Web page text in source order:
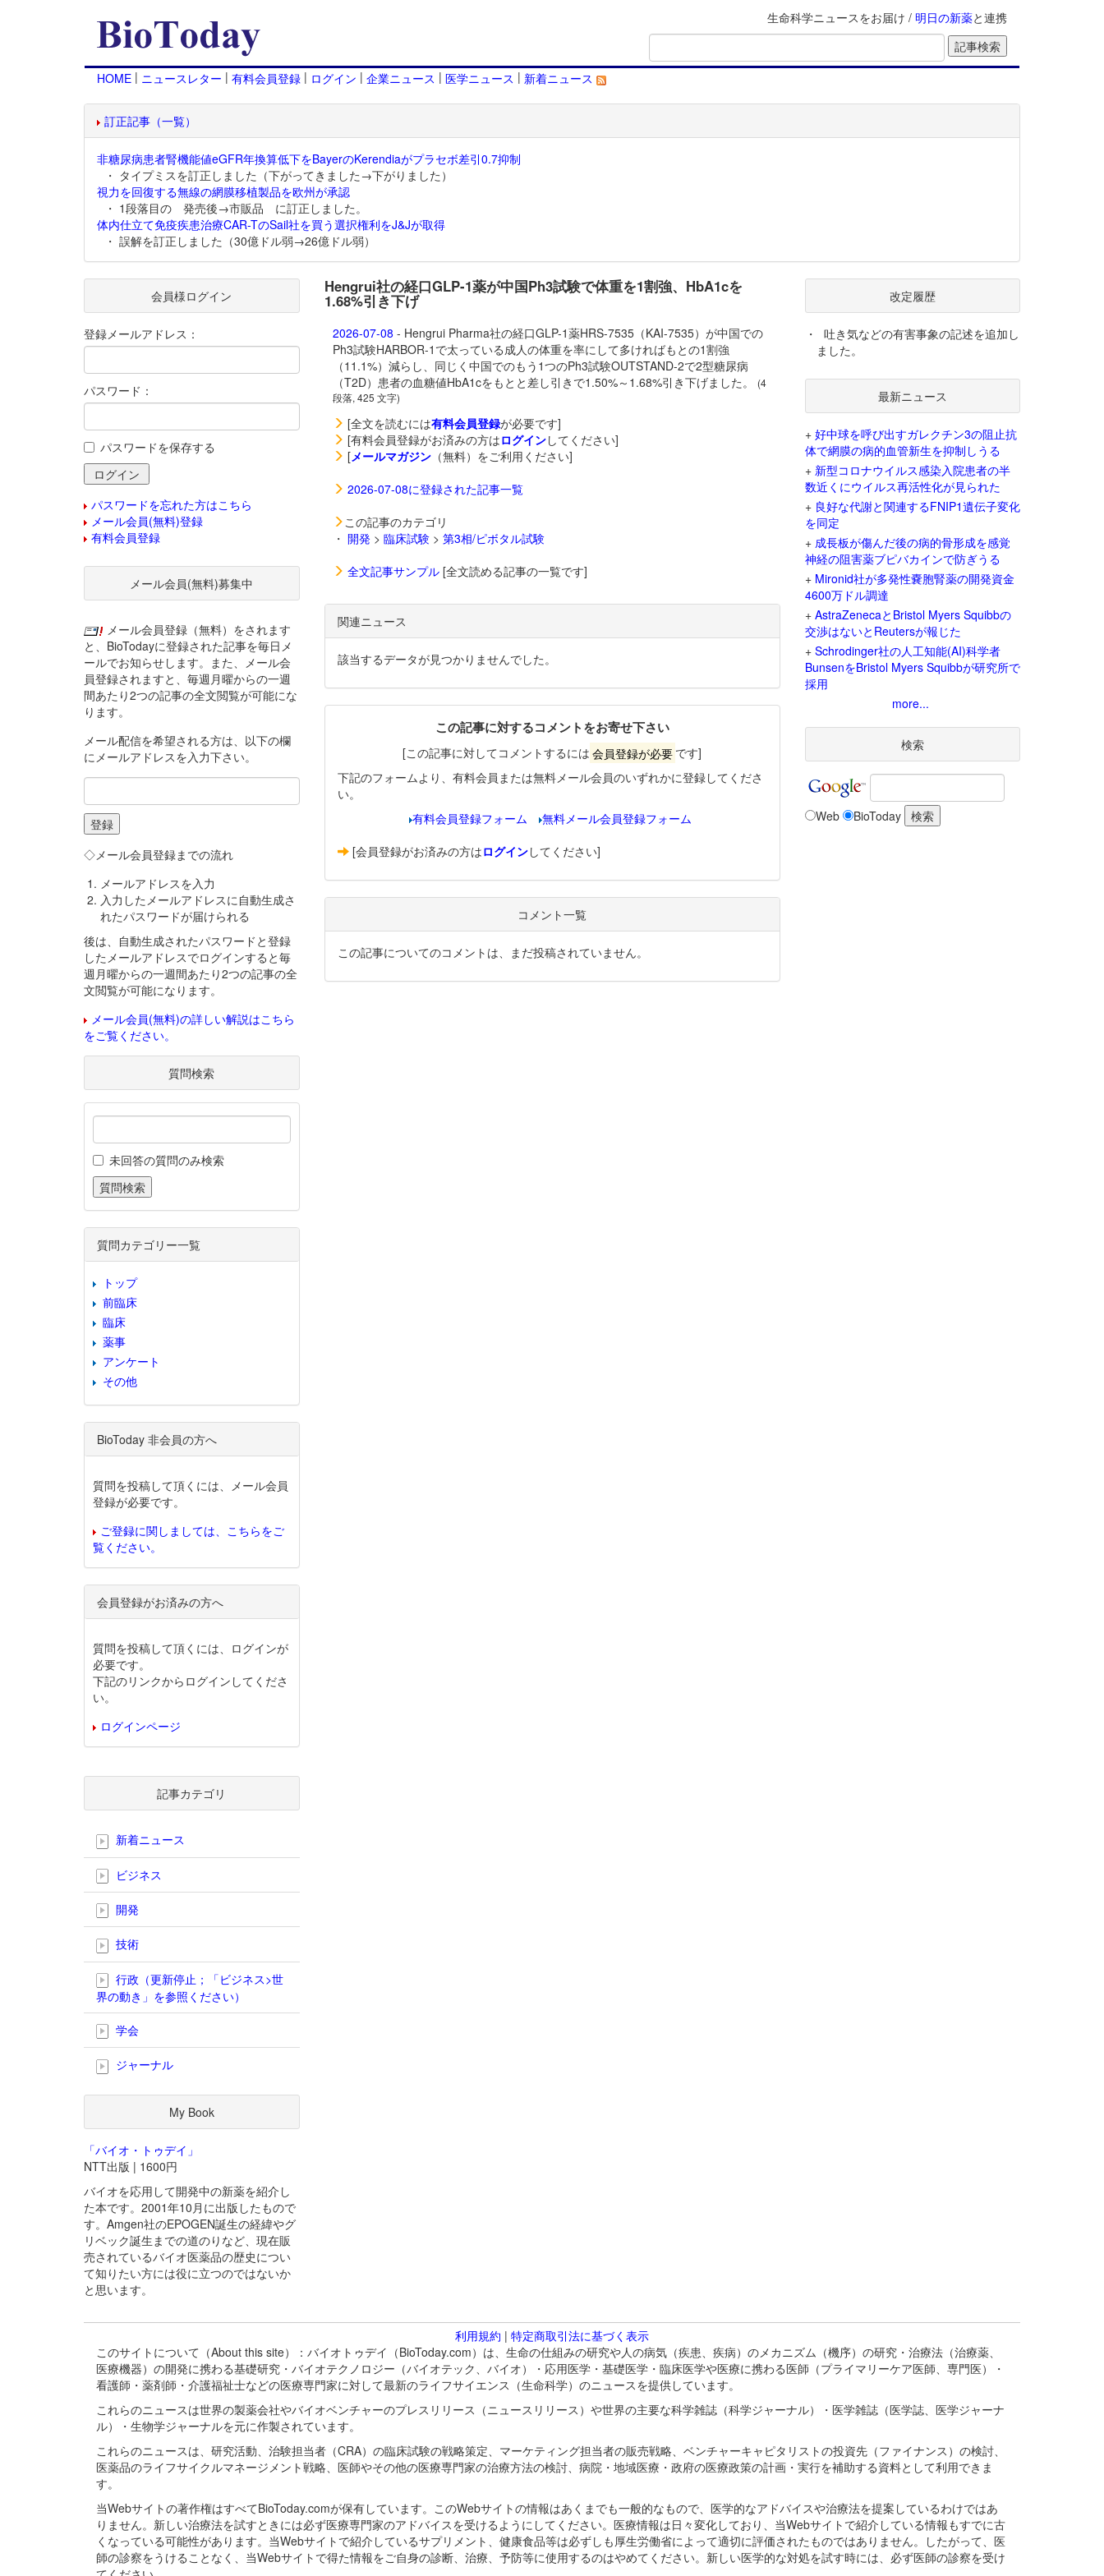
生命科学ニュースをお届け / 明日の新薬と連携
HOME | ニュースレター | 有料会員登録 | ログイン | 企業ニュース | 医学ニュース | 新着ニュース
訂正記事（一覧）
非糖尿病患者腎機能値eGFR年換算低下をBayerのKerendiaがプラセボ差引0.7抑制
・ タイプミスを訂正しました（下がってきました→下がりました）
視力を回復する無線の網膜移植製品を欧州が承認
・ 1段落目の 発売後→市販品 に訂正しました。
体内仕立て免疫疾患治療CAR-TのSail社を買う選択権利をJ&Jが取得
・ 誤解を訂正しました（30億ドル弱→26億ドル弱）
Hengrui社の経口GLP-1薬が中国Ph3試験で体重を1割強、HbA1cを
1.68%引き下げ
2026-07-08 - Hengrui Pharma社の経口GLP-1薬HRS-7535（KAI-7535）が中国での
Ph3試験HARBOR-1で太っている成人の体重を率にして多ければもとの1割強
（11.1%）減らし、同じく中国でのもう1つのPh3試験OUTSTAND-2で2型糖尿病
（T2D）患者の血糖値HbA1cをもとと差し引きで1.50%～1.68%引き下げました。
(4
段落, 425 文字)
[全文を読むには有料会員登録が必要です]
[有料会員登録がお済みの方はログインしてください]
[メールマガジン（無料）をご利用ください]
2026-07-08に登録された記事一覧
この記事のカテゴリ
・ 開発 > 臨床試験> 第3相/ピボタル試験
全文記事サンプル[全文読める記事の一覧です]
関連ニュース
該当するデータが見つかりませんでした。
この記事に対するコメントをお寄せ下さい
[この記事に対してコメントするには 会員登録が必要 です]
下記のフォームより、有料会員または無料メール会員のいずれかに登録してくださ
い。
有料会員登録フォーム
無料メール会員登録フォーム
[会員登録がお済みの方はログインしてください]
コメント一覧
この記事についてのコメントは、まだ投稿されていません。
会員様ログイン
登録メールアドレス：
パスワード：
パスワードを保存する
パスワードを忘れた方はこちら
メール会員(無料)登録
有料会員登録
メール会員(無料)募集中
メール会員登録（無料）をされます
と、BioTodayに登録された記事を毎日メ
ールでお知らせします。また、メール会
員登録されますと、毎週月曜からの一週
間あたり2つの記事の全文閲覧が可能にな
ります。
メール配信を希望される方は、以下の欄
にメールアドレスを入力下さい。
◇メール会員登録までの流れ
メールアドレスを入力
入力したメールアドレスに自動生成さ
れたパスワードが届けられる
後は、自動生成されたパスワードと登録
したメールアドレスでログインすると毎
週月曜からの一週間あたり2つの記事の全
文閲覧が可能になります。
メール会員(無料)の詳しい解説はこちら
をご覧ください。
質問検索
未回答の質問のみ検索
質問カテゴリー一覧
トップ
前臨床
臨床
薬事
アンケート
その他
BioToday 非会員の方へ
質問を投稿して頂くには、メール会員
登録が必要です。
ご登録に関しましては、こちらをご
覧ください。
会員登録がお済みの方へ
質問を投稿して頂くには、ログインが
必要です。
下記のリンクからログインしてくださ
い。
ログインページ
記事カテゴリ
新着ニュース
ビジネス
開発
技術
行政（更新停止；「ビジネス>世
界の動き」を参照ください）
学会
ジャーナル
My Book
「バイオ・トゥデイ」
NTT出版 | 1600円
バイオを応用して開発中の新薬を紹介し
た本です。2001年10月に出版したもので
す。Amgen社のEPOGEN誕生の経緯やグ
リベック誕生までの道のりなど、現在販
売されているバイオ医薬品の歴史につい
て知りたい方には役に立つのではないか
と思います。
改定履歴
・
吐き気などの有害事象の記述を追加し
ました。
最新ニュース
+ 好中球を呼び出すガレクチン3の阻止抗
体で網膜の病的血管新生を抑制しうる
+ 新型コロナウイルス感染入院患者の半
数近くにウイルス再活性化が見られた
+ 良好な代謝と関連するFNIP1遺伝子変化
を同定
+ 成長板が傷んだ後の病的骨形成を感覚
神経の阻害薬ブピバカインで防ぎうる
+ Mironid社が多発性嚢胞腎薬の開発資金
4600万ドル調達
+ AstraZenecaとBristol Myers Squibbの
交渉はないとReutersが報じた
+ Schrodinger社の人工知能(AI)科学者
BunsenをBristol Myers Squibbが研究所で
採用
more...
検索
Web BioToday
利用規約 | 特定商取引法に基づく表示
このサイトについて（About this site）：バイオトゥデイ（BioToday.com）は、生命の仕組みの研究や人の病気（疾患、疾病）のメカニズム（機序）の研究・治療法（治療薬、
医療機器）の開発に携わる基礎研究・バイオテクノロジー（バイオテック、バイオ）・応用医学・基礎医学・臨床医学や医療に携わる医師（プライマリーケア医師、専門医）・
看護師・薬剤師・介護福祉士などの医療専門家に対して最新のライフサイエンス（生命科学）のニュースを提供しています。
これらのニュースは世界の製薬会社やバイオベンチャーのプレスリリース（ニュースリリース）や世界の主要な科学雑誌（科学ジャーナル）・医学雑誌（医学誌、医学ジャーナ
ル）・生物学ジャーナルを元に作製されています。
これらのニュースは、研究活動、治験担当者（CRA）の臨床試験の戦略策定、マーケティング担当者の販売戦略、ベンチャーキャピタリストの投資先（ファイナンス）の検討、
医薬品のライフサイクルマネージメント戦略、医師やその他の医療専門家の治療方法の検討、病院・地域医療・政府の医療政策の計画・実行を補助する資料として利用できま
す。
当Webサイトの著作権はすべてBioToday.comが保有しています。このWebサイトの情報はあくまでも一般的なもので、医学的なアドバイスや治療法を提案しているわけではあ
りません。新しい治療法を試すときには必ず医療専門家のアドバイスを受けるようにしてください。医療情報は日々変化しており、当Webサイトで紹介している情報もすでに古
くなっている可能性があります。当Webサイトで紹介しているサプリメント、健康食品等は必ずしも厚生労働省によって適切に評価されたものではありません。したがって、医
師の診察をうけることなく、当Webサイトで得た情報をご自身の診断、治療、予防等に使用するのはやめてください。新しい医学的な対処を試す時には、必ず医師の診察を受け